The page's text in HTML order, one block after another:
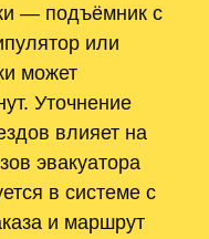
— подъёмник с
или
может
Уточнение
влияет на
эвакуатора
в системе с
и маршрут